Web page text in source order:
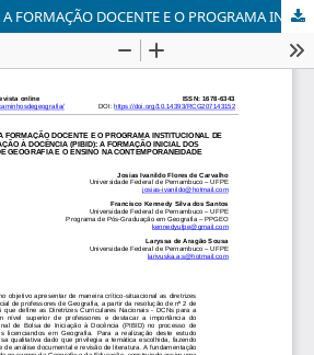
AS DIRETRIZES PARA A FORMAÇÃO DOCENTE E O PROGRAMA INSTITUCIONAL DE BOLSA DE INICIAÇÃO À DOCÊNCIA (PIBID): A FORMAÇÃO INICIAL DOS PROFESSORES DE GEOGRAFIA E O ENSINO NA CONTEMPORANEIDADE